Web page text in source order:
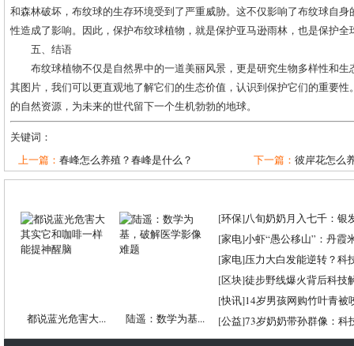
和森林破坏，布纹球的生存环境受到了严重威胁。这不仅影响了布纹球自
性造成了影响。因此，保护布纹球植物，就是保护亚马逊雨林，也是保护
五、结语
布纹球植物不仅是自然界中的一道美丽风景，更是研究生物多样性和
其图片，我们可以更直观地了解它们的生态价值，认识到保护它们的重要
的自然资源，为未来的世代留下一个生机勃勃的地球。
关键词：
上一篇： 春峰怎么养殖？春峰是什么？ 下一篇： 彼岸花怎么
都说蓝光危害大... 陆遥：数学为基...
[环保]八旬奶奶月入七千：银
[家电]小虾“愚公移山”：丹霞
[家电]压力大白发能逆转？科
[区块]徒步野线爆火背后科技
[快讯]14岁男孩网购竹叶青被
[公益]73岁奶奶带孙群像：科